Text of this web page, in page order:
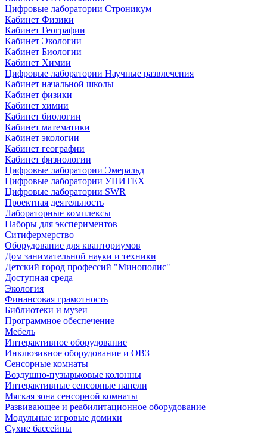
Цифровые лаборатории Строникум
Кабинет Физики
Кабинет Географии
Кабинет Экологии
Кабинет Биологии
Кабинет Химии
Цифровые лаборатории Научные развлечения
Кабинет начальной школы
Кабинет физики
Кабинет химии
Кабинет биологии
Кабинет математики
Кабинет экологии
Кабинет географии
Кабинет физиологии
Цифровые лаборатории Эмеральд
Цифровые лаборатории УНИТЕХ
Цифровые лаборатории SWR
Проектная деятельность
Лабораторные комплексы
Наборы для экспериментов
Ситифермерство
Оборудование для кванториумов
Дом занимательной науки и техники
Детский город профессий "Минополис"
Доступная среда
Экология
Финансовая грамотность
Библиотеки и музеи
Программное обеспечение
Мебель
Интерактивное оборудование
Инклюзивное оборудование и ОВЗ
Cенсорные комнаты
Воздушно-пузырьковые колонны
Интерактивные сенсорные панели
Мягкая зона сенсорной комнаты
Развивающее и реабилитационное оборудование
Модульные игровые домики
Сухие бассейны